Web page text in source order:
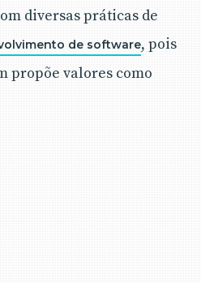
diversas práticas de
de software, pois
propõe valores como